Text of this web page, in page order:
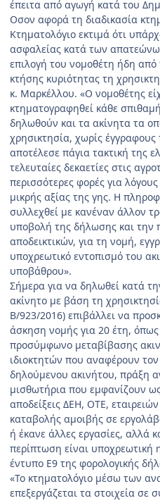
έπειτα από αγωγή κατά του
Οσον αφορά τη διαδικασία
Κτηματολόγιο εκτιμά ότι
ασφαλείας κατά των
επιλογή του νομοθέτη ήδη από
κτήσης κυριότητας τη
κ. Μαρκέλλου. «Ο νομοθέτης
κτηματογραφηθεί κάθε
δηλωθούν και τα ακίνητα τα
χρησικτησία, χωρίς έγγραφους
αποτέλεσε πάγια τακτική της
τελευταίες δεκαετίες στις
περισσότερες φορές για
μικρής αξίας της γης. Η
συλλεχθεί με κανέναν άλλον
υποβολή της δήλωσης και την
αποδεικτικών, για τη νομή,
υποχρεωτικό εντοπισμό του
υποβάθρου».
Σήμερα για να δηλωθεί κατά
ακίνητο με βάση τη
Β/923/2016) επιβάλλει να
άσκηση νομής για 20 έτη,
προσύμφωνο μεταβίβασης
ιδιοκτητών που αναφέρουν
δηλούμενου ακινήτου, πράξη
μισθωτήρια που εμφανίζουν
αποδείξεις ΔΕΗ, ΟΤΕ,
καταβολής αμοιβής σε
ή έκανε άλλες εργασίες, αλλά
περίπτωση είναι
έντυπο Ε9 της φορολογικής
«Το κτηματολόγιο μέσω των
επεξεργάζεται τα στοιχεία σε